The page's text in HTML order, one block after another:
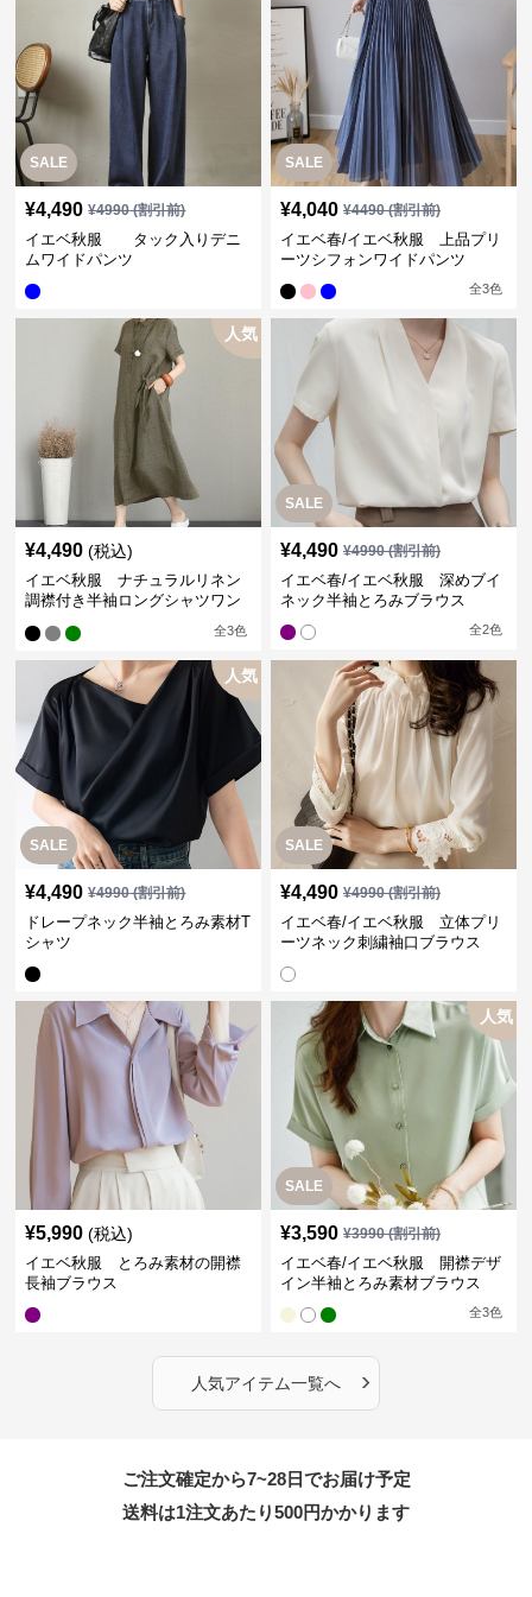
SALE
¥4,490 ¥4990(割引前)
イエベ秋服 タック入りデニ
ムワイドパンツ
SALE
¥4,040 ¥4490(割引前)
イエベ春/イエベ秋服 上品プリ
ーツシフォンワイドパンツ
全3色
人気
¥4,490 (税込)
イエベ秋服 ナチュラルリネン
調襟付き半袖ロングシャツワン
全3色
SALE
¥4,490 ¥4990(割引前)
イエベ春/イエベ秋服 深めブイ
ネック半袖とろみブラウス
全2色
SALE
人気
¥4,490 ¥4990(割引前)
ドレープネック半袖とろみ素材T
シャツ
SALE
¥4,490 ¥4990(割引前)
イエベ春/イエベ秋服 立体プリ
ーツネック刺繍袖口ブラウス
¥5,990 (税込)
イエベ秋服 とろみ素材の開襟
長袖ブラウス
SALE
人気
¥3,590 ¥3990(割引前)
イエベ春/イエベ秋服 開襟デザ
イン半袖とろみ素材ブラウス
全3色
人気アイテム一覧へ ›
ご注文確定から7~28日でお届け予定
送料は1注文あたり500円かかります